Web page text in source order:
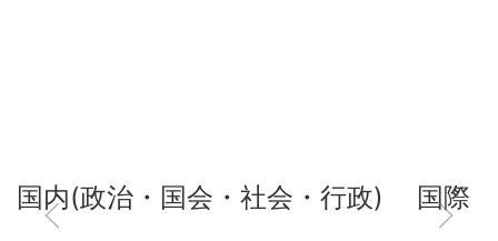
国内(政治・国会・社会・行政) 国際